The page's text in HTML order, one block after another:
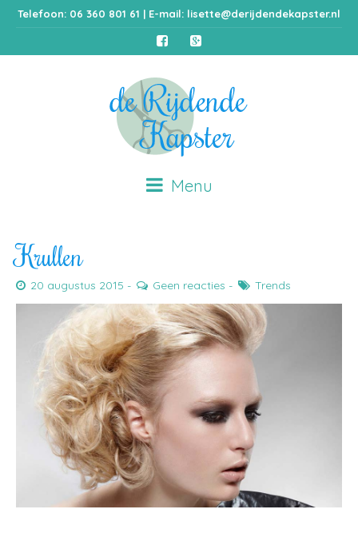
Telefoon: 06 360 801 61 | E-mail: lisette@derijdendekapster.nl
Menu
Krullen
20 augustus 2015 Geen reacties Trends